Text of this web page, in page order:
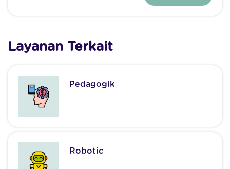
Layanan Terkait
Pedagogik
Robotic